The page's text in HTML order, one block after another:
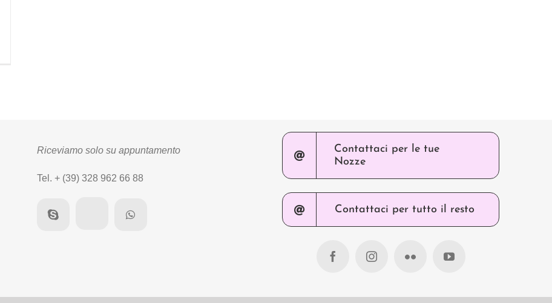
Riceviamo solo su appuntamento
Tel. + (39) 328 962 66 88
Contattaci per le tue
Nozze
Contattaci per tutto il resto